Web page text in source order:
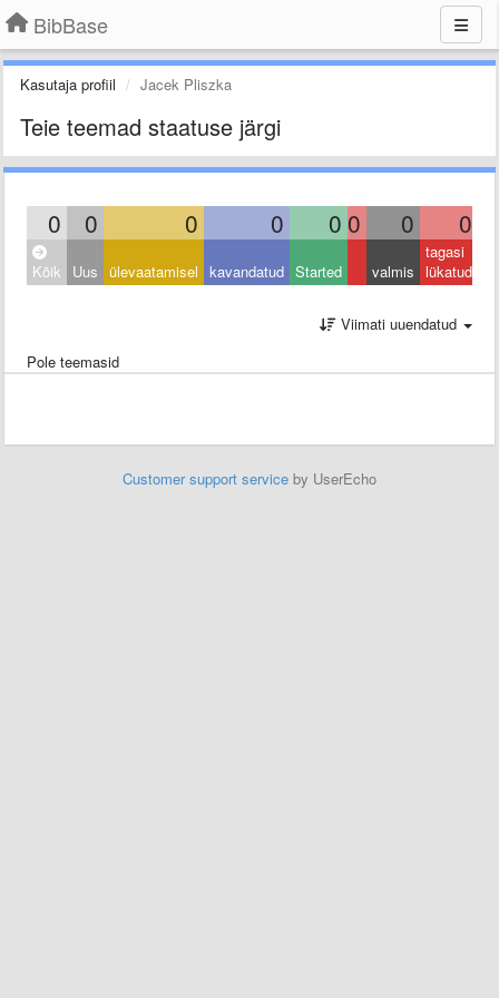
BibBase
Kasutaja profiil Jacek Pliszka
Teie teemad staatuse järgi
0 0 0 0 0 0 0 0
Kõik Uus ülevaatamisel kavandatud Started valmis
tagasi
lükatud
Viimati uuendatud
Pole teemasid
Customer support service by UserEcho